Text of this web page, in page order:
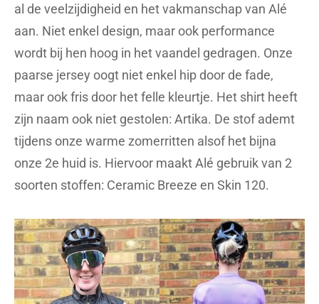
al de veelzijdigheid en het vakmanschap van Alé
aan. Niet enkel design, maar ook performance
wordt bij hen hoog in het vaandel gedragen. Onze
paarse jersey oogt niet enkel hip door de fade,
maar ook fris door het felle kleurtje. Het shirt heeft
zijn naam ook niet gestolen: Artika. De stof ademt
tijdens onze warme zomerritten alsof het bijna
onze 2e huid is. Hiervoor maakt Alé gebruik van 2
soorten stoffen: Ceramic Breeze en Skin 120.